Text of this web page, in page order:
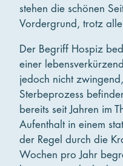
stehen die schönen
Vordergrund, trotz
Der Begriff Hospiz
einer
jedoch nicht
Sterbeprozess
bereits seit Jahren im
Aufenthalt in einem
der Regel durch die
Wochen pro Jahr